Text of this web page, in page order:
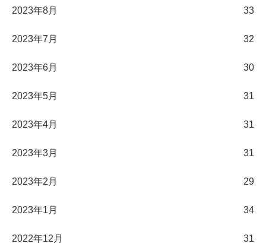
2023年8月 33
2023年7月 32
2023年6月 30
2023年5月 31
2023年4月 31
2023年3月 31
2023年2月 29
2023年1月 34
2022年12月 31